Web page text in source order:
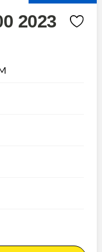
2023